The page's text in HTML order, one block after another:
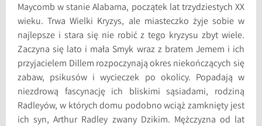
Maycomb w stanie Alabama, początek lat trzydziestych XX
wieku. Trwa Wielki Kryzys, ale miasteczko żyje sobie w
najlepsze i stara się nie robić z tego kryzysu zbyt wiele.
Zaczyna się lato i mała Smyk wraz z bratem Jemem i ich
przyjacielem Dillem rozpoczynają okres niekończących się
zabaw, psikusów i wycieczek po okolicy. Popadają w
niezdrową fascynację ich bliskimi sąsiadami, rodziną
Radleyów, w których domu podobno wciąż zamknięty jest
ich syn, Arthur Radley zwany Dzikim. Mężczyzna od lat